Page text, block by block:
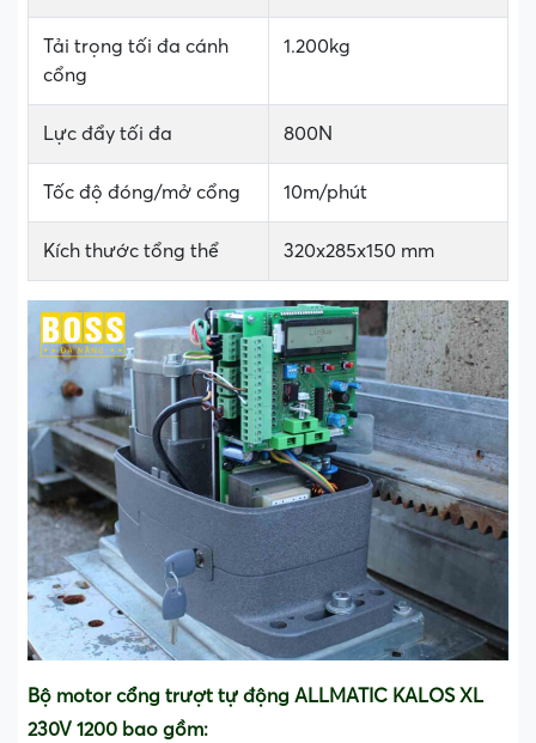
Tải trọng tối đa cánh
cổng
1.200kg
Lực đẩy tối đa 800N
Tốc độ đóng/mở cổng 10m/phút
Kích thước tổng thể 320x285x150 mm
Bộ motor cổng trượt tự động ALLMATIC KALOS XL
230V 1200 bao gồm: